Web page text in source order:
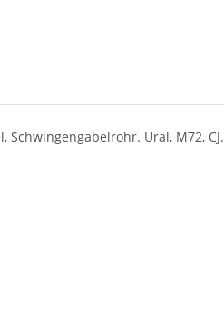
Schwingengabelrohr. Ural, M72, CJ.